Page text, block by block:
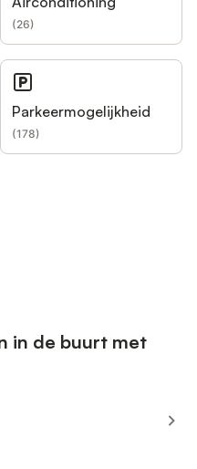
(26)
Parkeermogelijkheid
(178)
in de buurt met